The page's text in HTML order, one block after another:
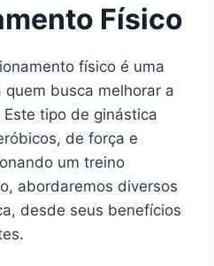
Físico
físico é uma
busca melhorar a
tipo de ginástica
de força e
um treino
abordaremos diversos
desde seus benefícios